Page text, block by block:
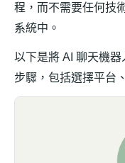
程，而不需要任何技
系統中。
以下是將 AI 聊天機
步驟，包括選擇平台